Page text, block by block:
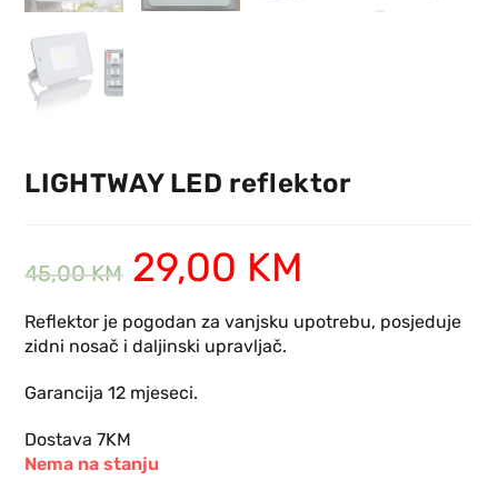
LIGHTWAY LED reflektor
45,00KM 29,00 KM
Reflektor je pogodan za vanjsku upotrebu, posjeduje
zidni nosač i daljinski upravljač.
Garancija 12 mjeseci.
Dostava 7KM
Nema na stanju